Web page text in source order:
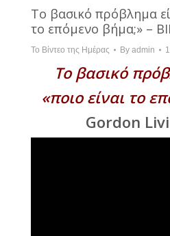
Το βασικό πρόβλημα
το επόμενο βήμα;» –
Το Βίντεο της Ημέρας By admin
Το βασικό
«ποιο είναι το
Gordon